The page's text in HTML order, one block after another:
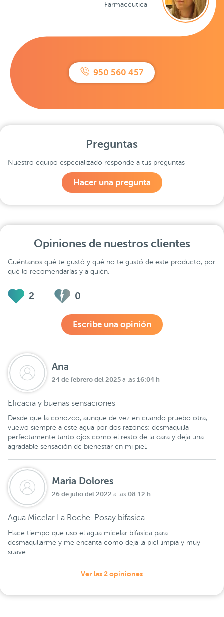
950 560 457
Farmacéutica
Preguntas
Nuestro equipo especializado responde a tus preguntas
Hacer una pregunta
Opiniones de nuestros clientes
Cuéntanos qué te gustó y qué no te gustó de este producto, por
qué lo recomendarías y a quién.
2 0
Escribe una opinión
Ana
24 de febrero del 2025 a las 16:04 h
Eficacia y buenas sensaciones
Desde que la conozco, aunque de vez en cuando pruebo otra,
vuelvo siempre a este agua por dos razones: desmaquilla
perfectamente tanto ojos como el resto de la cara y deja una
agradable sensación de bienestar en mi piel.
Maria Dolores
26 de julio del 2022 a las 08:12 h
Agua Micelar La Roche-Posay bifasica
Hace tiempo que uso el agua micelar bifasica para
desmaqullarme y me encanta como deja la piel limpia y muy
suave
Ver las 2 opiniones